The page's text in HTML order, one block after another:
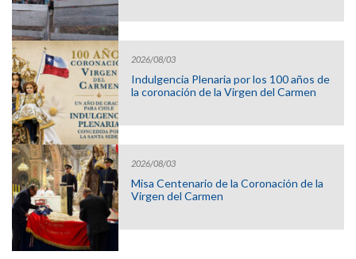
2026/08/03
Indulgencia Plenaria por los 100 años de
la coronación de la Virgen del Carmen
2026/08/03
Misa Centenario de la Coronación de la
Virgen del Carmen